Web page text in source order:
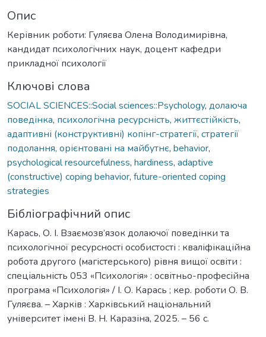
Опис
Керівник роботи: Гуляєва Олена Володимирівна,
кандидат психологічних наук, доцент кафедри
прикладної психології
Ключові слова
SOCIAL SCIENCES::Social sciences::Psychology, долаюча
поведінка, психологічна ресурсність, життєстійкість,
адаптивні (конструктивні) копінг-стратегії, стратегії
подолання, орієнтовані на майбутнє, behavior,
psychological resourcefulness, hardiness, adaptive
(constructive) coping behavior, future-oriented coping
strategies
Бібліографічний опис
Карась, О. І. Взаємозв’язок долаючої поведінки та
психологічної ресурсності особистості : кваліфікаційна
робота другого (магістерського) рівня вищої освіти :
спеціальність 053 «Психологія» : освітньо-професійна
програма «Психологія» / І. О. Карась ; кер. роботи О. В.
Гуляєва. – Харків : Харківський національний
університет імені В. Н. Каразіна, 2025. – 56 с.